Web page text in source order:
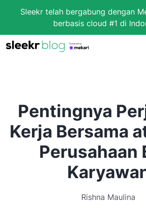
Sleekr telah bergabung dengan
berbasis cloud #1 di
Pentingnya
Kerja Bersama
Perusahaan
Rishna Maulina